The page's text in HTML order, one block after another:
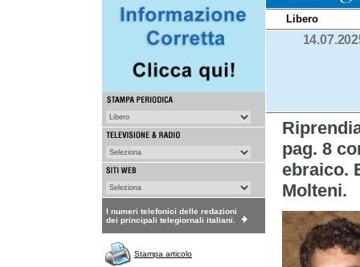
I numeri telefonici delle redazioni
dei principali telegiornali italiani.
Stampa articolo
Libero
pag. 8
ebraico.
Molteni.